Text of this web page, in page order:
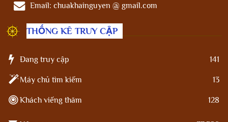
Email: chuakhainguyen @ gmail.com
THỐNG KÊ TRUY CẬP
Đang truy cập 141
Máy chủ tìm kiếm 13
Khách viếng thăm 128